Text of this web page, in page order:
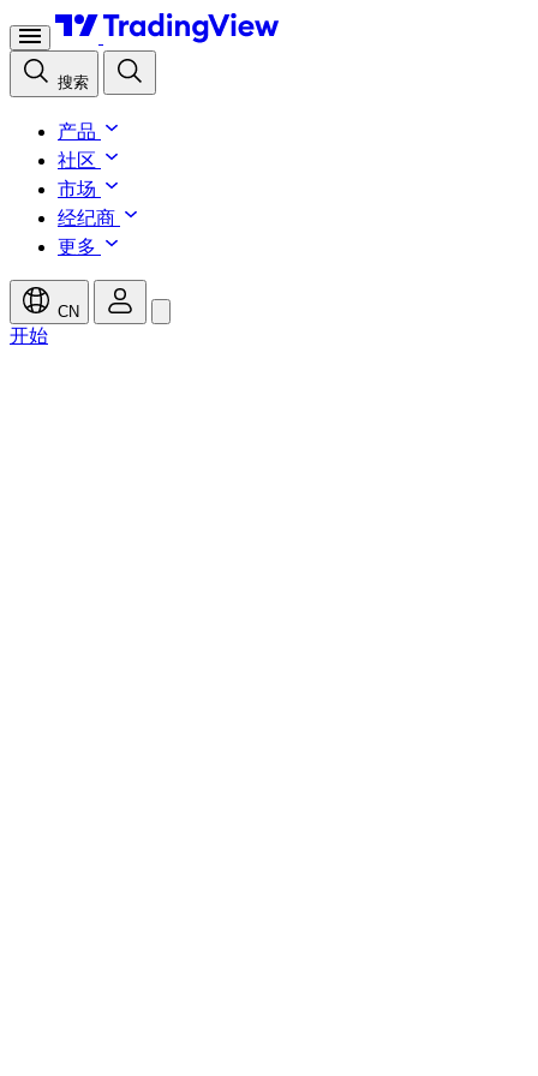
搜索
产品
社区
市场
经纪商
更多
CN
开始